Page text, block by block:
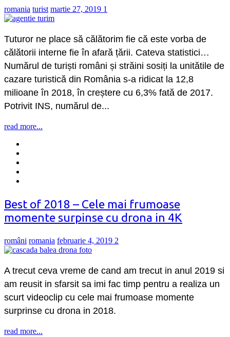
romania turist martie 27, 2019 1
Tuturor ne place să călătorim fie că este vorba de
călătorii interne fie în afară țării. Cateva statistici…
Numărul de turiști români și străini sosiți la unitătile de
cazare turistică din România s-a ridicat la 12,8
milioane în 2018, în creștere cu 6,3% fată de 2017.
Potrivit INS, numărul de...
read more...
Best of 2018 – Cele mai frumoase
momente surpinse cu drona in 4K
români romania februarie 4, 2019 2
A trecut ceva vreme de cand am trecut in anul 2019 si
am reusit in sfarsit sa imi fac timp pentru a realiza un
scurt videoclip cu cele mai frumoase momente
surprinse cu drona in 2018.
read more...